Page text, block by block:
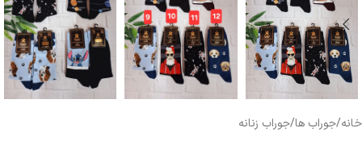
خانه/جوراب ها/جوراب زنانه